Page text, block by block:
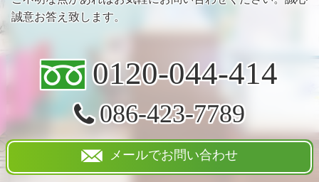
誠意お答え致します。
0120-044-414
086-423-7789
メールでお問い合わせ